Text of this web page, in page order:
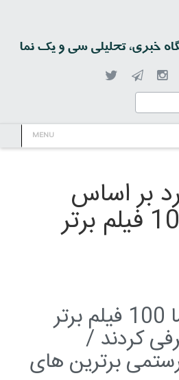
MENU
بر اساس
برچسب: 100 فیلم برتر
منتقدان سینما 100 فیلم برتر
معرفی کردند /
برترین های